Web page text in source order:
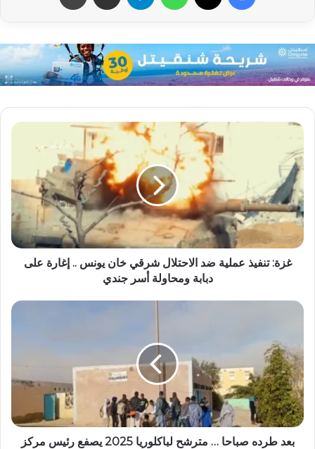
غزة: تنفيذ عملية ضد الاحتلال شرقي خان يونس .. إغارة على
دبابة ومحاولة أسر جندي
بعد طرده صباحا … مترشح لباكلوريا 2025 يصفع رئيس مركز